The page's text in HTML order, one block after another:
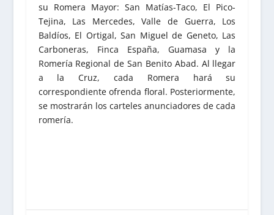
su Romera Mayor: San Matías-Taco, El Pico-
Tejina, Las Mercedes, Valle de Guerra, Los
Baldíos, El Ortigal, San Miguel de Geneto, Las
Carboneras, Finca España, Guamasa y la
Romería Regional de San Benito Abad. Al llegar
a la Cruz, cada Romera hará su
correspondiente ofrenda floral. Posteriormente,
se mostrarán los carteles anunciadores de cada
romería.